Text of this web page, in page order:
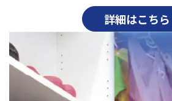
詳細はこちら